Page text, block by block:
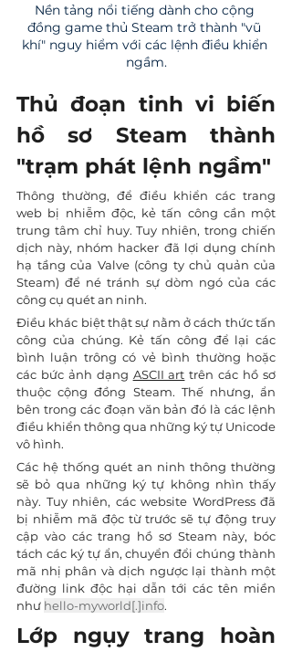
Nền tảng nổi tiếng dành cho cộng
đồng game thủ Steam trở thành "vũ
khí" nguy hiểm với các lệnh điều khiển
ngầm.
Thủ đoạn tinh vi biến
hồ sơ Steam thành
"trạm phát lệnh ngầm"
Thông thường, để điều khiển các trang
web bị nhiễm độc, kẻ tấn công cần một
trung tâm chỉ huy. Tuy nhiên, trong chiến
dịch này, nhóm hacker đã lợi dụng chính
hạ tầng của Valve (công ty chủ quản của
Steam) để né tránh sự dòm ngó của các
công cụ quét an ninh.
Điều khác biệt thật sự nằm ở cách thức tấn
công của chúng. Kẻ tấn công để lại các
bình luận trông có vẻ bình thường hoặc
các bức ảnh dạng ASCII art trên các hồ sơ
thuộc cộng đồng Steam. Thế nhưng, ẩn
bên trong các đoạn văn bản đó là các lệnh
điều khiển thông qua những ký tự Unicode
vô hình.
Các hệ thống quét an ninh thông thường
sẽ bỏ qua những ký tự không nhìn thấy
này. Tuy nhiên, các website WordPress đã
bị nhiễm mã độc từ trước sẽ tự động truy
cập vào các trang hồ sơ Steam này, bóc
tách các ký tự ẩn, chuyển đổi chúng thành
mã nhị phân và dịch ngược lại thành một
đường link độc hại dẫn tới các tên miền
như hello-myworld[.]info.
Lớp ngụy trang hoàn